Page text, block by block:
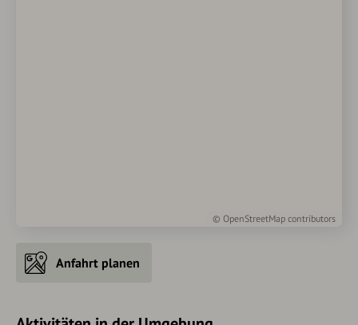
© OpenStreetMap contributors
Anfahrt planen